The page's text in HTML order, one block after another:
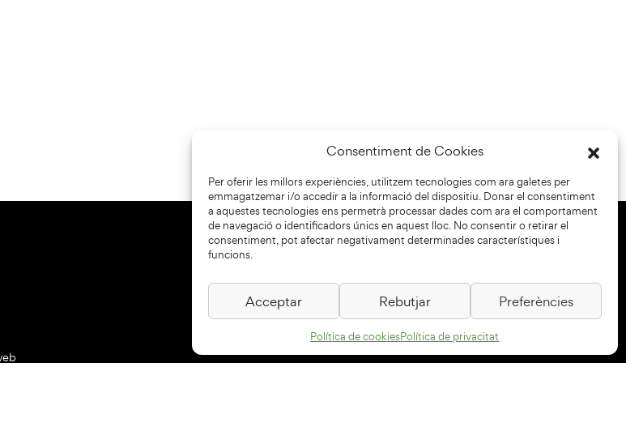
Consentiment de Cookies
Per oferir les millors experiències, utilitzem tecnologies com ara galetes per
emmagatzemar i/o accedir a la informació del dispositiu. Donar el consentiment
a aquestes tecnologies ens permetrà processar dades com ara el comportament
de navegació o identificadors únics en aquest lloc. No consentir o retirar el
consentiment, pot afectar negativament determinades característiques i
funcions.
Acceptar Rebutjar Preferències
Política de cookiesPolítica de privacitat
Col·laboradors: